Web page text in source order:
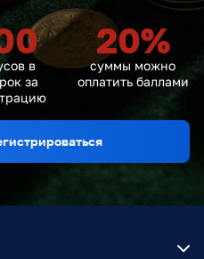
в
за
20%
суммы можно
оплатить баллами